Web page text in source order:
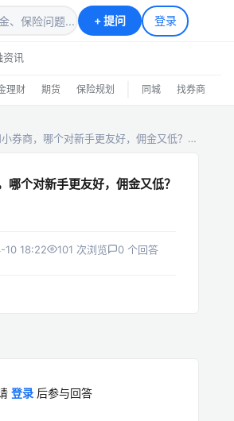
+提问 登录
资讯
理财 期货 保险规划 同城 找券商
券商，哪个对新手更友好，佣金又低？…
哪个对新手更友好，佣金又低？
10 18:22 101 次浏览 0 个回答
登录 后参与回答